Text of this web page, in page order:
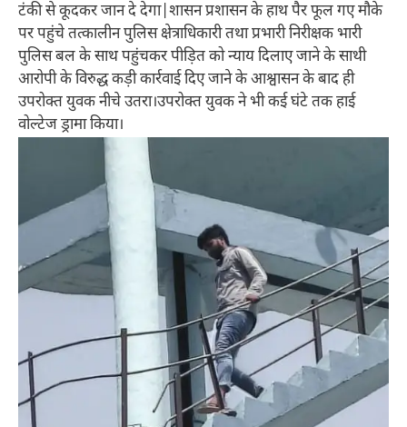
टंकी से कूदकर जान दे देगा|शासन प्रशासन के हाथ पैर फूल गए मौके
पर पहुंचे तत्कालीन पुलिस क्षेत्राधिकारी तथा प्रभारी निरीक्षक भारी
पुलिस बल के साथ पहुंचकर पीड़ित को न्याय दिलाए जाने के साथी
आरोपी के विरुद्ध कड़ी कार्रवाई दिए जाने के आश्वासन के बाद ही
उपरोक्त युवक नीचे उतरा।उपरोक्त युवक ने भी कई घंटे तक हाई
वोल्टेज ड्रामा किया।